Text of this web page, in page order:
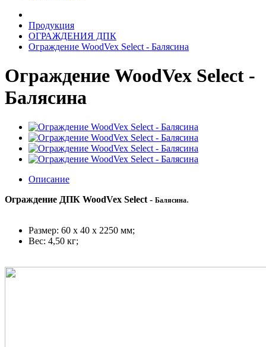
Продукция
ОГРАЖДЕНИЯ ДПК
Ограждение WoodVex Select - Балясина
Ограждение WoodVex Select -
Балясина
Описание
Ограждение ДПК WoodVex Select - Балясина.
Размер: 60 х 40 x 2250 мм;
Вес: 4,50 кг;